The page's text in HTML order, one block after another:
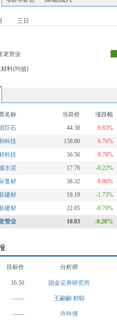
三日
龙管业
料(均值)
名称 当前价 涨跌幅
巨石 44.38 8.83%
科技 158.80 6.76%
科技 56.56 9.78%
水泥 17.76 -0.22%
复材 38.32 8.86%
建材 18.19 -1.73%
建材 22.85 -0.70%
管业 10.83 -0.28%
目标价 分析师
16.50 国金证券研究所
—— 王翩翩 郁晾
—— 许吟倩